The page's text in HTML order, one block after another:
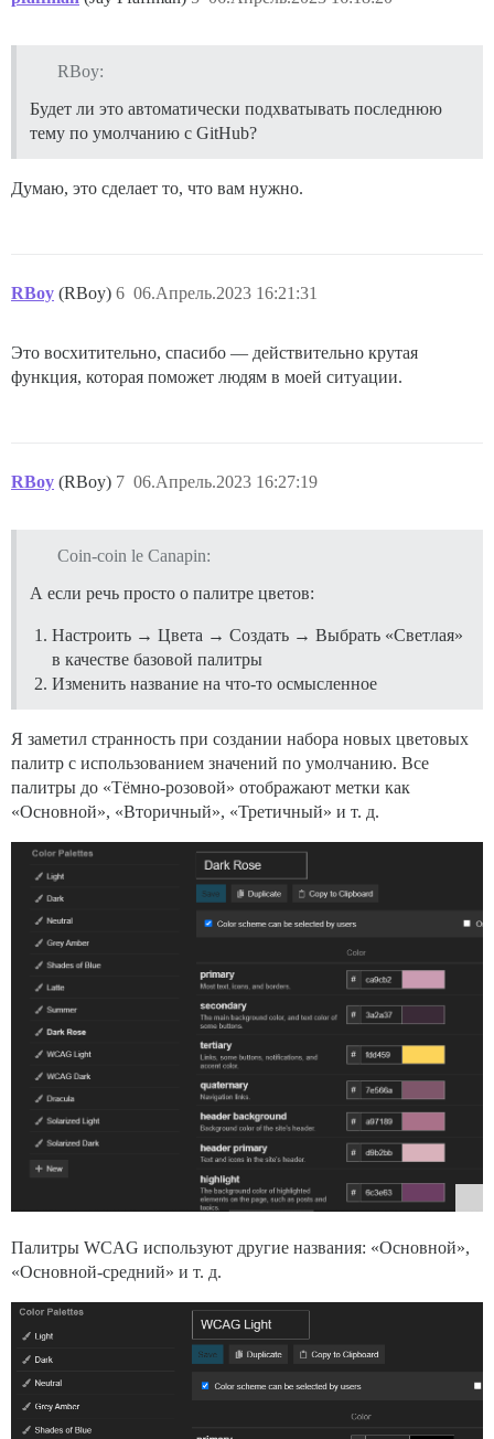
RBoy:
Будет ли это автоматически подхватывать последнюю
тему по умолчанию с GitHub?
Думаю, это сделает то, что вам нужно.
RBoy (RBoy) 06.Апрель.2023 16:21:31
6
Это восхитительно, спасибо — действительно крутая
функция, которая поможет людям в моей ситуации.
RBoy (RBoy) 06.Апрель.2023 16:27:19
7
Coin-coin le Canapin:
А если речь просто о палитре цветов:
Настроить → Цвета → Создать → Выбрать «Светлая»
в качестве базовой палитры
Изменить название на что-то осмысленное
Я заметил странность при создании набора новых цветовых
палитр с использованием значений по умолчанию. Все
палитры до «Тёмно-розовой» отображают метки как
«Основной», «Вторичный», «Третичный» и т. д.
Палитры WCAG используют другие названия: «Основной»,
«Основной-средний» и т. д.